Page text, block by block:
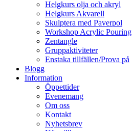
Helgkurs olja och akryl
Helgkurs Akvarell
Skulptera med Paverpol
Workshop Acrylic Pouring
Zentangle
Gruppaktiviteter
Enstaka tillfällen/Prova på
Blogg
Information
Öppettider
Evenemang
Om oss
Kontakt
Nyhetsbrev